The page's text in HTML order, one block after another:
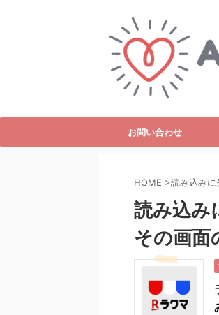
お問い合わせ
HOME >読み込みに
読み込み
その画面